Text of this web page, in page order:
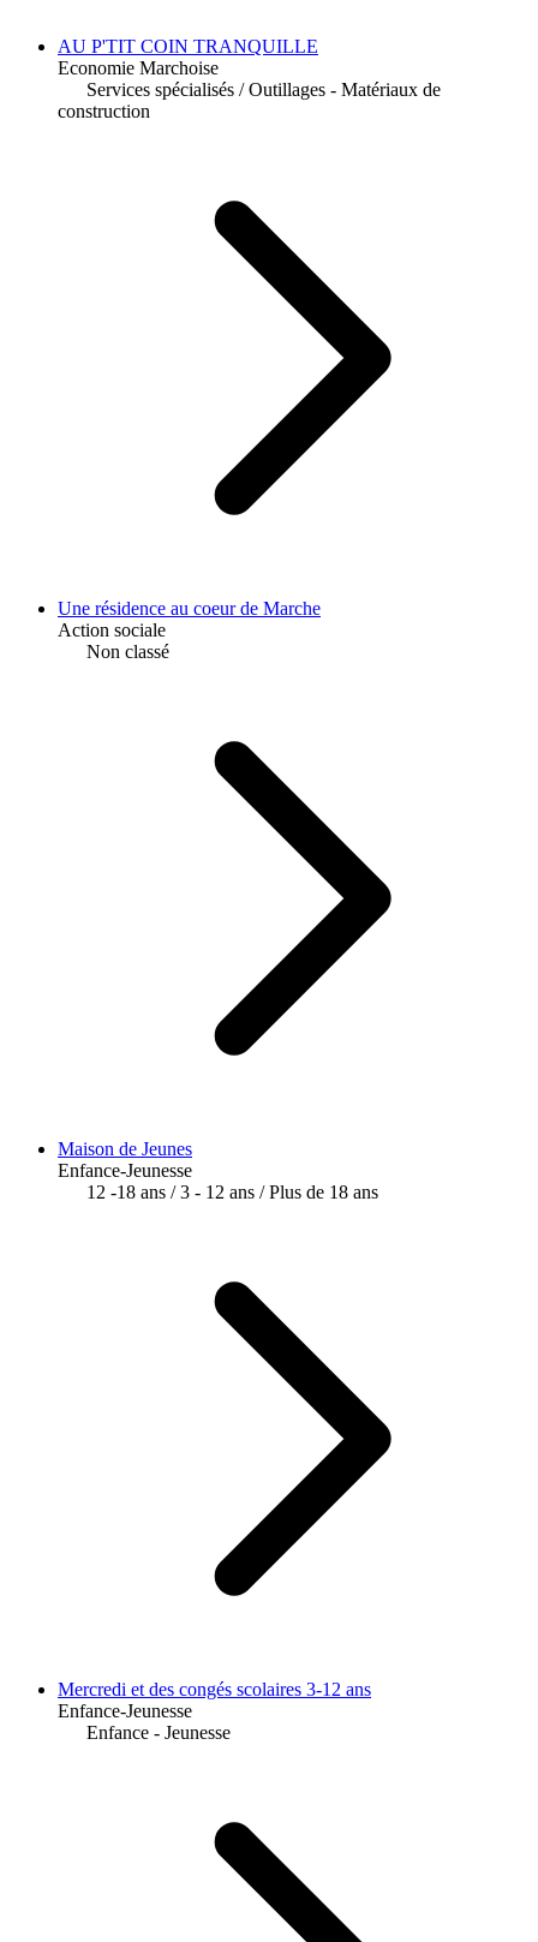
AU P'TIT COIN TRANQUILLE
Economie Marchoise
Services spécialisés / Outillages - Matériaux de
construction
Une résidence au coeur de Marche
Action sociale
Non classé
Maison de Jeunes
Enfance-Jeunesse
12 -18 ans / 3 - 12 ans / Plus de 18 ans
Mercredi et des congés scolaires 3-12 ans
Enfance-Jeunesse
Enfance - Jeunesse